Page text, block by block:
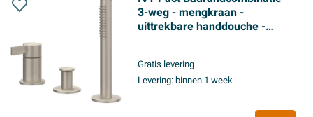
3-weg - mengkraan -
uittrekbare handdouche -
Gratis levering
Levering:binnen 1 week